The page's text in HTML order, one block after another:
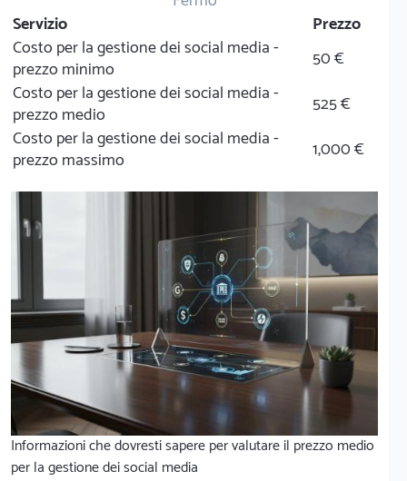
Servizio
Prezzo
Costo per la gestione dei social media -
prezzo minimo
50 €
Costo per la gestione dei social media -
prezzo medio
525 €
Costo per la gestione dei social media -
prezzo massimo
1,000 €
Informazioni che dovresti sapere per valutare il prezzo medio
per la gestione dei social media